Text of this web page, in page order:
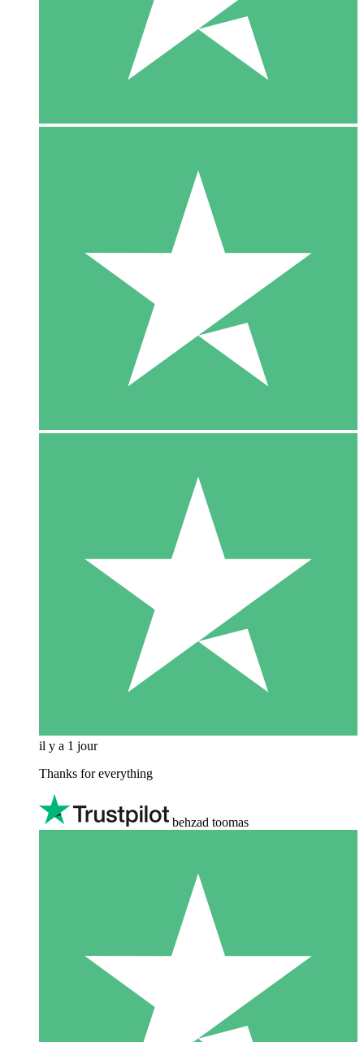
il y a 1 jour
Thanks for everything
behzad toomas